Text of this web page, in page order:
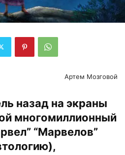
Артем Мозговой
назад на экраны
многомиллионный
“Марвелов”